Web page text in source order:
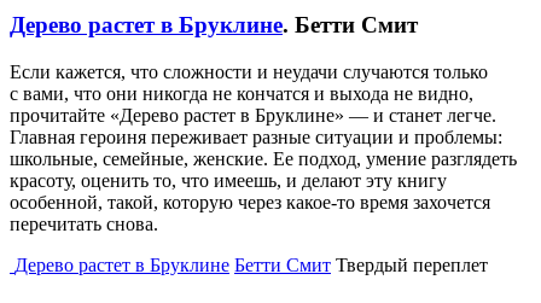
Дерево растет в Бруклине. Бетти Смит
Если кажется, что сложности и неудачи случаются только
с вами, что они никогда не кончатся и выхода не видно,
прочитайте «Дерево растет в Бруклине» — и станет легче.
Главная героиня переживает разные ситуации и проблемы:
школьные, семейные, женские. Ее подход, умение разглядеть
красоту, оценить то, что имеешь, и делают эту книгу
особенной, такой, которую через какое-то время захочется
перечитать снова.
Дерево растет в Бруклине Бетти Смит Твердый переплет